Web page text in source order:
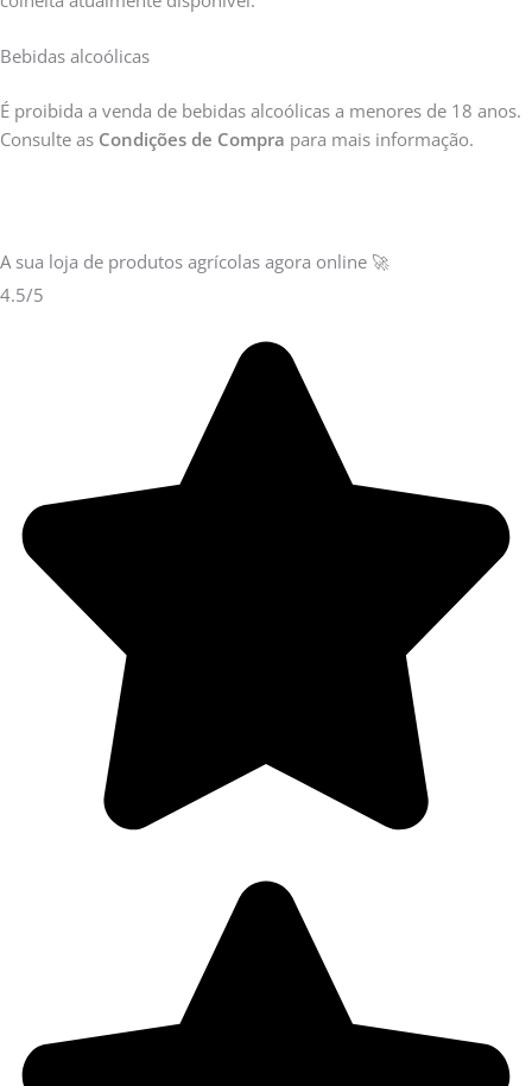
Bebidas alcoólicas
É proibida a venda de bebidas alcoólicas a menores de 18 anos.
Consulte as Condições de Compra para mais informação.
A sua loja de produtos agrícolas agora online 🚀
4.5/5